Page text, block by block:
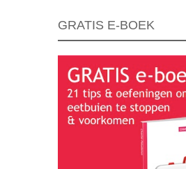
GRATIS E-BOEK